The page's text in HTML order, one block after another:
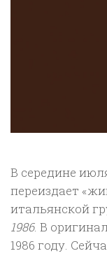
В середине
переиздает
итальянской
1986. В
1986 году.